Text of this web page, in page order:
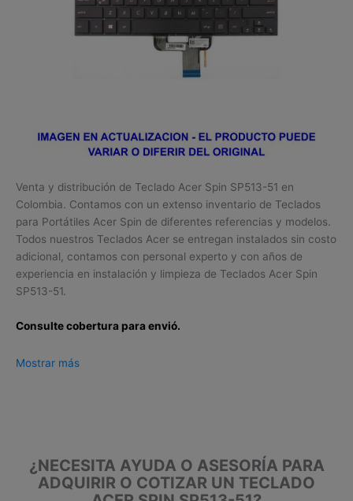
Venta y distribución de Teclado Acer Spin SP513-51 en
Colombia. Contamos con un extenso inventario de Teclados
para Portátiles Acer Spin de diferentes referencias y modelos.
Todos nuestros Teclados Acer se entregan instalados sin costo
adicional, contamos con personal experto y con años de
experiencia en instalación y limpieza de Teclados Acer Spin
SP513-51.
Consulte cobertura para envió.
Leticia, Medellín, Arauca, Barranquilla, Cartagena, Tunja,
Mostrar más
¿NECESITA AYUDA O ASESORÍA PARA
ADQUIRIR O COTIZAR UN TECLADO